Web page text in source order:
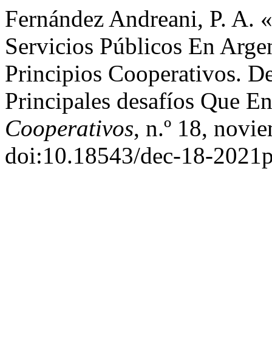
Fernández Andreani, P. A.
Servicios Públicos En
Principios Cooperativos.
Principales desafíos Que
Cooperativos, n.º 18,
doi:10.18543/dec-18-